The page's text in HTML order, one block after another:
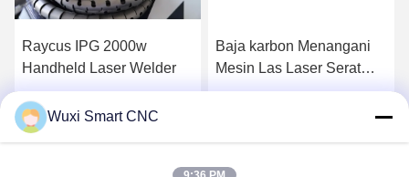
Raycus IPG 2000w
Handheld Laser Welder
Dapatkan Harga Terbaik
Baja karbon Menangani
Mesin Las Laser Serat
1.5kw
Dapatkan Harga Terbaik
Wuxi Smart CNC